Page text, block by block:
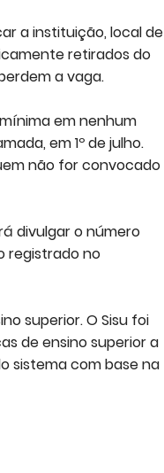
a instituição, local de
retirados do
a vaga.
em nenhum
em 1º de julho.
não for convocado
divulgar o número
registrado no
superior. O Sisu foi
de ensino superior a
sistema com base na